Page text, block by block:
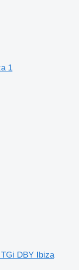
1
DBY Ibiza